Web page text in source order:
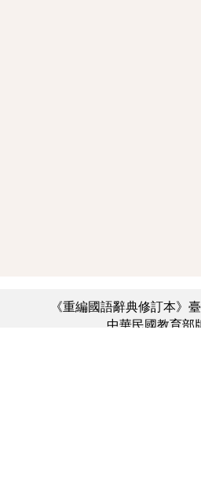
《重編國語辭典修訂本》
中華民國教育部